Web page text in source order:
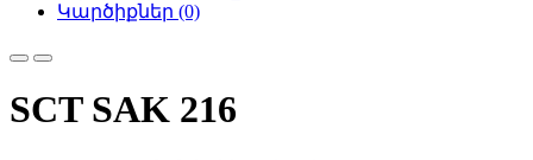
Կարծիքներ (0)
SCT SAK 216